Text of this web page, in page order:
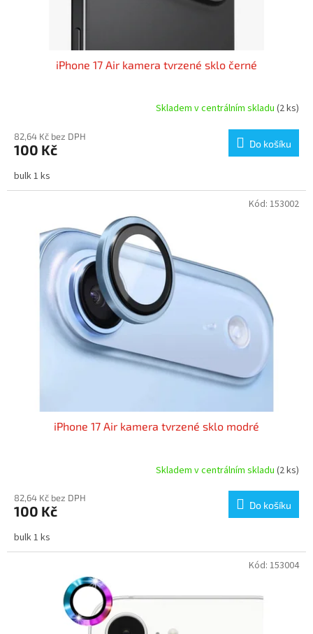
iPhone 17 Air kamera tvrzené sklo černé
Skladem v centrálním skladu (2 ks)
82,64 Kč bez DPH
100 Kč Do košíku
bulk 1 ks
iPhone 17 Air kamera tvrzené sklo modré
Skladem v centrálním skladu (2 ks)
82,64 Kč bez DPH
100 Kč Do košíku
bulk 1 ks
Kód: 153002
Kód: 153004